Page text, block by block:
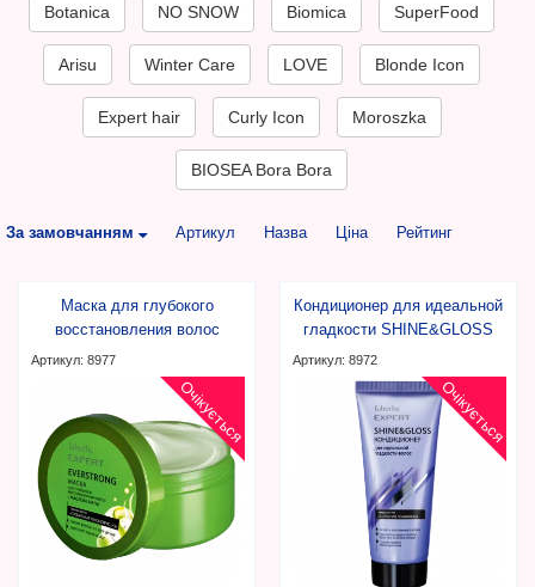
Botanica NO SNOW Biomica SuperFood
Arisu Winter Care LOVE Blonde Icon
Expert hair Curly Icon Moroszka
BIOSEA Bora Bora
За замовчанням Артикул Назва Ціна Рейтинг
Маска для глубокого
восстановления волос
Артикул: 8977
Очікується
Кондиционер для идеальной
гладкости SHINE&GLOSS
Артикул: 8972
Очікується